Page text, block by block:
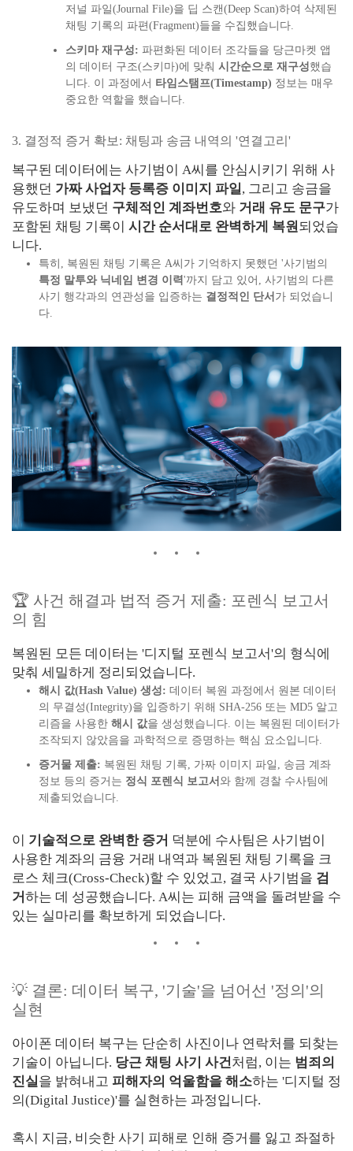
저널 파일(Journal File)을 딥 스캔(Deep Scan)하여 삭제된
채팅 기록의 파편(Fragment)들을 수집했습니다.
스키마 재구성: 파편화된 데이터 조각들을 당근마켓 앱
의 데이터 구조(스키마)에 맞춰 시간순으로 재구성했습
니다. 이 과정에서 타임스탬프(Timestamp) 정보는 매우
중요한 역할을 했습니다.
3. 결정적 증거 확보: 채팅과 송금 내역의 '연결고리'
복구된 데이터에는 사기범이 A씨를 안심시키기 위해 사
용했던 가짜 사업자 등록증 이미지 파일, 그리고 송금을
유도하며 보냈던 구체적인 계좌번호와 거래 유도 문구가
포함된 채팅 기록이 시간 순서대로 완벽하게 복원되었습
니다.
특히, 복원된 채팅 기록은 A씨가 기억하지 못했던 '사기범의
특정 말투와 닉네임 변경 이력 '까지 담고 있어, 사기범의 다른
사기 행각과의 연관성을 입증하는 결정적인 단서 가 되었습니
다.
🏆 사건 해결과 법적 증거 제출: 포렌식 보고서
의 힘
복원된 모든 데이터는 '디지털 포렌식 보고서'의 형식에
맞춰 세밀하게 정리되었습니다.
해시 값(Hash Value) 생성: 데이터 복원 과정에서 원본 데이터
의 무결성(Integrity)을 입증하기 위해 SHA-256 또는 MD5 알고
리즘을 사용한 해시 값을 생성했습니다. 이는 복원된 데이터가
조작되지 않았음을 과학적으로 증명하는 핵심 요소입니다.
증거물 제출: 복원된 채팅 기록, 가짜 이미지 파일, 송금 계좌
정보 등의 증거는 정식 포렌식 보고서 와 함께 경찰 수사팀에
제출되었습니다.
이 기술적으로 완벽한 증거 덕분에 수사팀은 사기범이
사용한 계좌의 금융 거래 내역과 복원된 채팅 기록을 크
로스 체크(Cross-Check)할 수 있었고, 결국 사기범을 검
거 하는 데 성공했습니다. A씨는 피해 금액을 돌려받을 수
있는 실마리를 확보하게 되었습니다.
💡 결론: 데이터 복구, '기술'을 넘어선 '정의'의
실현
아이폰 데이터 복구는 단순히 사진이나 연락처를 되찾는
기술이 아닙니다. 당근 채팅 사기 사건처럼, 이는 범죄의
진실을 밝혀내고 피해자의 억울함을 해소하는 '디지털 정
의(Digital Justice)'를 실현하는 과정입니다.
혹시 지금, 비슷한 사기 피해로 인해 증거를 잃고 좌절하